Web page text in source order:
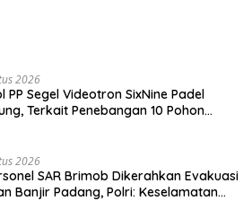
2026
PP Segel Videotron SixNine Padel
Terkait Penebangan 10 Pohon
2026
SAR Brimob Dikerahkan Evakuasi
Banjir Padang, Polri: Keselamatan